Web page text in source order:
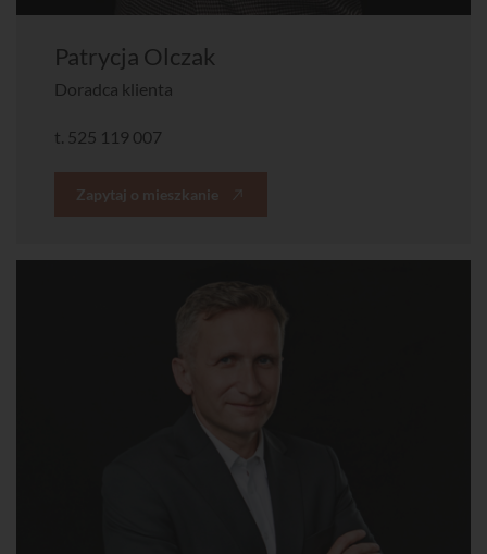
Patrycja Olczak
Doradca klienta
t. 525 119 007
Zapytaj o mieszkanie